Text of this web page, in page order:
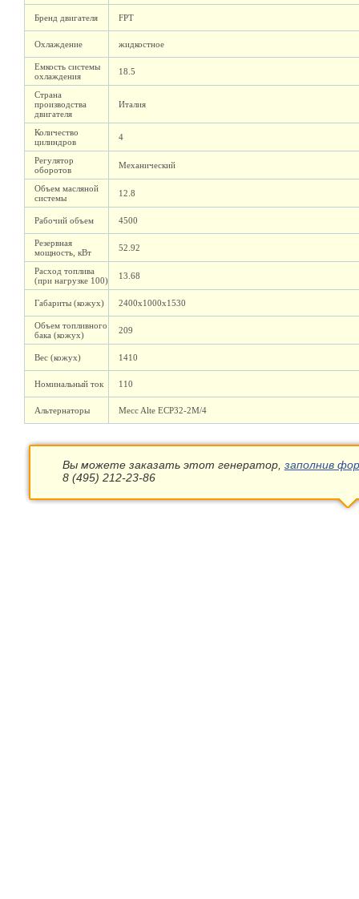
Бренд двигателя FPT
Охлаждение жидкостное
Емкость системы
охлаждения
18.5
Страна
производства
двигателя
Италия
Количество
цилиндров
4
Регулятор
оборотов
Механический
Объем масляной
системы
12.8
Рабочий объем 4500
Резервная
мощность, кВт
52.92
Расход топлива
(при нагрузке 100)
13.68
Габариты (кожух) 2400х1000х1530
Объем топливного
бака (кожух)
209
Вес (кожух) 1410
Номинальный ток 110
Альтернаторы Mecc Alte ECP32-2M/4
Вы можете заказать этот генератор, заполнив
8 (495) 212-23-86